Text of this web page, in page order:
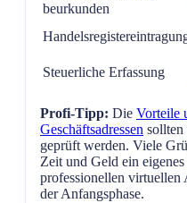
beurkunden
Steuerliche Erfassung
Profi-Tipp: Die Vorteile
Geschäftsadressen sollten
geprüft werden. Viele
Zeit und Geld ein
professionellen virtuellen
der Anfangsphase.